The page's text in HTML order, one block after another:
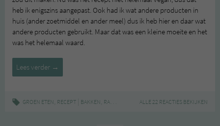
heb ik enigszins aangepast. Ook had ik wat andere producten in
huis (ander zoetmiddel en ander meel) dus ik heb hier en daar wat
andere producten gebruikt. Maar dat was een kleine moeite en het
was het helemaal waard.
Lees verder Groen
in
seizoen:
→
GROEN ETEN, RECEPT BAKKEN, RABARBER RABARBERBROOD,RECEPT,
ALLE 22 REACTIES BEKIJKEN